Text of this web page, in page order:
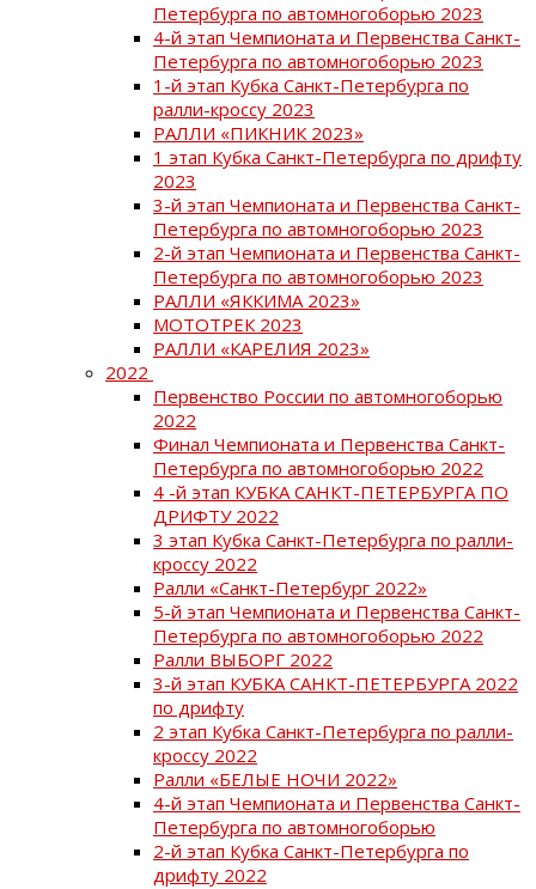
Петербурга по автомногоборью 2023
4-й этап Чемпионата и Первенства Санкт-
Петербурга по автомногоборью 2023
1-й этап Кубка Санкт-Петербурга по
ралли-кроссу 2023
РАЛЛИ «ПИКНИК 2023»
1 этап Кубка Санкт-Петербурга по дрифту
2023
3-й этап Чемпионата и Первенства Санкт-
Петербурга по автомногоборью 2023
2-й этап Чемпионата и Первенства Санкт-
Петербурга по автомногоборью 2023
РАЛЛИ «ЯККИМА 2023»
МОТОТРЕК 2023
РАЛЛИ «КАРЕЛИЯ 2023»
2022
Первенство России по автомногоборью
2022
Финал Чемпионата и Первенства Санкт-
Петербурга по автомногоборью 2022
4 -й этап КУБКА САНКТ-ПЕТЕРБУРГА ПО
ДРИФТУ 2022
3 этап Кубка Санкт-Петербурга по ралли-
кроссу 2022
Ралли «Санкт-Петербург 2022»
5-й этап Чемпионата и Первенства Санкт-
Петербурга по автомногоборью 2022
Ралли ВЫБОРГ 2022
3-й этап КУБКА САНКТ-ПЕТЕРБУРГА 2022
по дрифту
2 этап Кубка Санкт-Петербурга по ралли-
кроссу 2022
Ралли «БЕЛЫЕ НОЧИ 2022»
4-й этап Чемпионата и Первенства Санкт-
Петербурга по автомногоборью
2-й этап Кубка Санкт-Петербурга по
дрифту 2022